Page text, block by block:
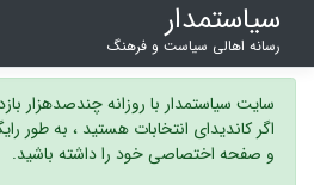
سیاستمدار
رسانه اهالی سیاست و فرهنگ
سایت سیاستمدار با روزانه چندصدهزار
اگر کاندیدای انتخابات هستید ، به طور
و صفحه اختصاصی خود را داشته باشید.